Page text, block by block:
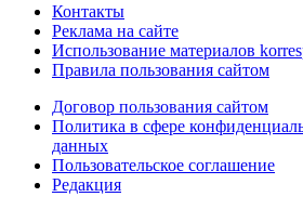
Контакты
Реклама на сайте
Использование материалов
Правила пользования сайтом
Договор пользования сайтом
Политика в сфере
данных
Пользовательское соглашение
Редакция